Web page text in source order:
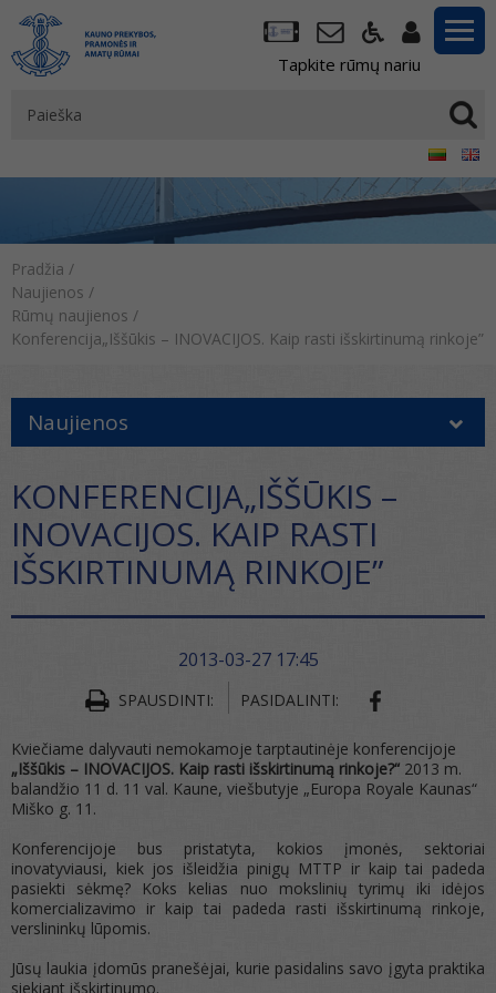
Tapkite rūmų nariu
Pradžia /
Naujienos /
Rūmų naujienos /
Konferencija„Iššūkis – INOVACIJOS. Kaip rasti išskirtinumą rinkoje”
Naujienos
KONFERENCIJA„IŠŠŪKIS –
INOVACIJOS. KAIP RASTI
IŠSKIRTINUMĄ RINKOJE”
2013-03-27 17:45
SPAUSDINTI: PASIDALINTI:
Kviečiame dalyvauti nemokamoje tarptautinėje konferencijoje
„Iššūkis – INOVACIJOS. Kaip rasti išskirtinumą rinkoje?“ 2013 m.
balandžio 11 d. 11 val. Kaune, viešbutyje „Europa Royale Kaunas“
Miško g. 11.
Konferencijoje bus pristatyta, kokios įmonės, sektoriai
inovatyviausi, kiek jos išleidžia pinigų MTTP ir kaip tai padeda
pasiekti sėkmę? Koks kelias nuo mokslinių tyrimų iki idėjos
komercializavimo ir kaip tai padeda rasti išskirtinumą rinkoje,
verslininkų lūpomis.
Jūsų laukia įdomūs pranešėjai, kurie pasidalins savo įgyta praktika
siekiant išskirtinumo.